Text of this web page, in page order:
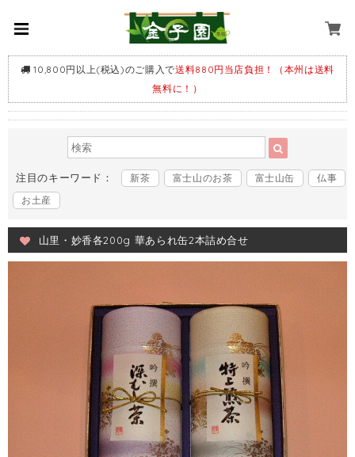
10,800円以上(税込)のご購入で送料880円当店負担！（本州は送料
無料に！）
注目のキーワード： 新茶 富士山のお茶 富士山缶
仏事
お土産
山里・妙香各200g 華あられ缶2本詰め合せ